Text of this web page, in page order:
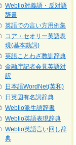
Weblio対義語・反対語
辞書
英語での言い方用例集
コア・セオリー英語表
現(基本動詞)
英語ことわざ教訓辞典
金融庁記者会見英語対
訳
日本語WordNet(英和)
日英固有名詞辞典
Weblio派生語辞書
Weblio英語表現辞典
Weblio英語言い回し辞
典